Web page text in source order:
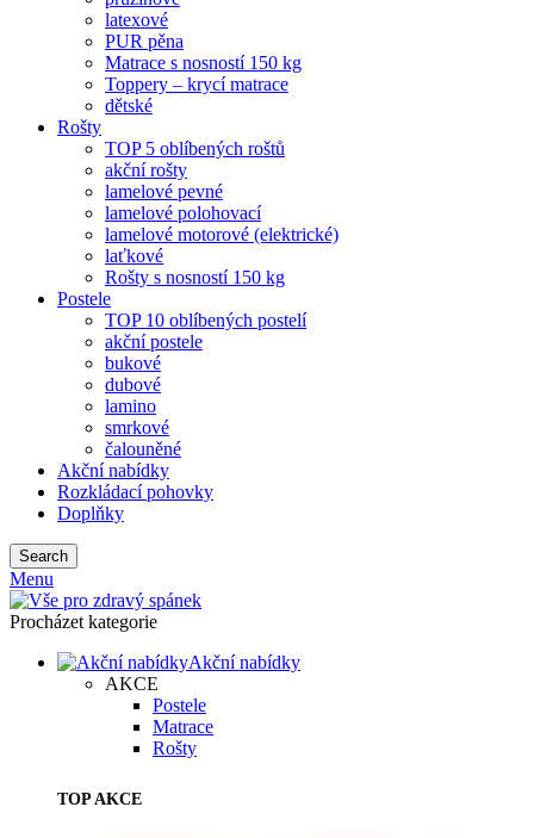
latexové
PUR pěna
Matrace s nosností 150 kg
Toppery – krycí matrace
dětské
Rošty
TOP 5 oblíbených roštů
akční rošty
lamelové pevné
lamelové polohovací
lamelové motorové (elektrické)
laťkové
Rošty s nosností 150 kg
Postele
TOP 10 oblíbených postelí
akční postele
bukové
dubové
lamino
smrkové
čalouněné
Akční nabídky
Rozkládací pohovky
Doplňky
Search
Menu
Procházet kategorie
Akční nabídky
AKCE
Postele
Matrace
Rošty
TOP AKCE